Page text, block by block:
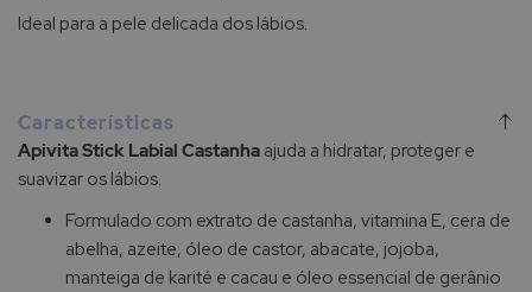
Ideal para a pele delicada dos lábios.
Características
Apivita Stick Labial Castanha ajuda a hidratar, proteger e
suavizar os lábios.
Formulado com extrato de castanha, vitamina E, cera de
abelha, azeite, óleo de castor, abacate, jojoba,
manteiga de karité e cacau e óleo essencial de gerânio